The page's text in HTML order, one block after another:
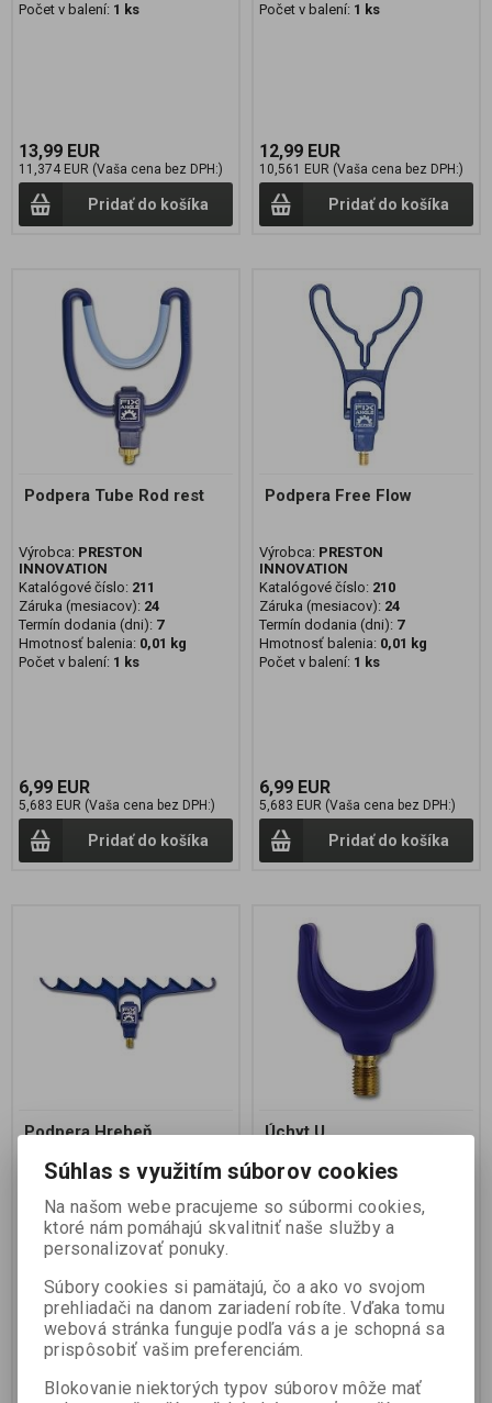
Počet v balení: 1 ks
13,99 EUR
11,374 EUR (Vaša cena bez DPH:)
Pridať do košíka
Počet v balení: 1 ks
12,99 EUR
10,561 EUR (Vaša cena bez DPH:)
Pridať do košíka
Podpera Tube Rod rest
Výrobca: PRESTON
INNOVATION
Katalógové číslo: 211
Záruka (mesiacov): 24
Termín dodania (dni): 7
Hmotnosť balenia: 0,01 kg
Počet v balení: 1 ks
6,99 EUR
5,683 EUR (Vaša cena bez DPH:)
Pridať do košíka
Podpera Free Flow
Výrobca: PRESTON
INNOVATION
Katalógové číslo: 210
Záruka (mesiacov): 24
Termín dodania (dni): 7
Hmotnosť balenia: 0,01 kg
Počet v balení: 1 ks
6,99 EUR
5,683 EUR (Vaša cena bez DPH:)
Pridať do košíka
Podpera Hrebeň
INNOVATION
Katalógové číslo:208
Záruka (mesiacov):24
Termín dodania (dni):
Hmotnosť balenia: 0,01 kg
Počet v balení: 1 ks
Úchyt U
INNOVATION
Katalógové číslo:207
Záruka (mesiacov):
Hmotnosť balenia: 0,3 kg
Počet v balení:1 ks
Súhlas s využitím súborov cookies
Na našom webe pracujeme so súbormi cookies,
ktoré nám pomáhajú skvalitniť naše služby a
personalizovať ponuky.
Súbory cookies si pamätajú, čo a ako vo svojom
prehliadači na danom zariadení robíte. Vďaka tomu
webová stránka funguje podľa vás a je schopná sa
prispôsobiť vašim preferenciám.
Blokovanie niektorých typov súborov môže mať